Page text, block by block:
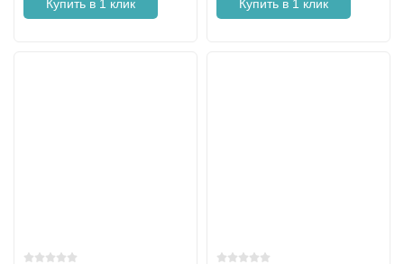
Купить в 1 клик Купить в 1 клик